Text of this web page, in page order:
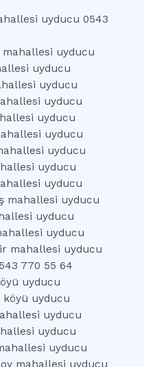
uyducu 0543
mahallesi uyducu
uyducu
uyducu
uyducu
uyducu
uyducu
uyducu
uyducu
uyducu
mahallesi uyducu
uyducu
uyducu
mahallesi uyducu
770 55 64
uyducu
uyducu
uyducu
uyducu
uyducu
mahallesi uyducu